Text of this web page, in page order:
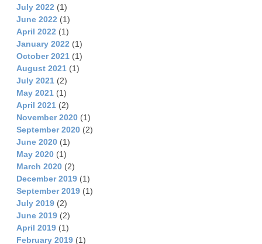
July 2022 (1)
June 2022 (1)
April 2022 (1)
January 2022 (1)
October 2021 (1)
August 2021 (1)
July 2021 (2)
May 2021 (1)
April 2021 (2)
November 2020 (1)
September 2020 (2)
June 2020 (1)
May 2020 (1)
March 2020 (2)
December 2019 (1)
September 2019 (1)
July 2019 (2)
June 2019 (2)
April 2019 (1)
February 2019 (1)